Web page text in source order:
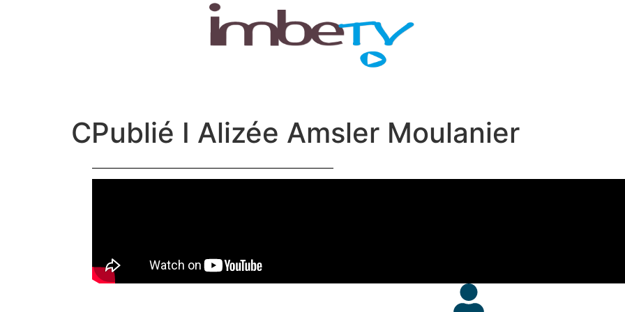
CPublié I Alizée Amsler Moulanier